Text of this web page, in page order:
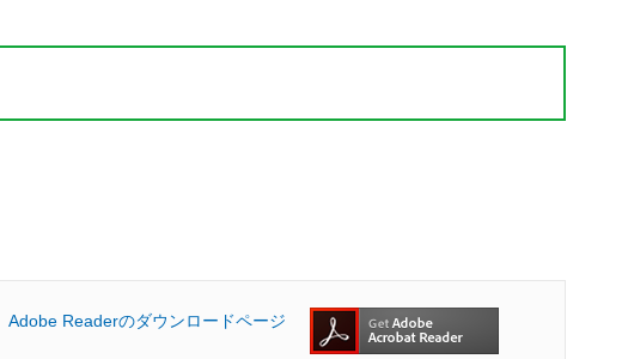
Adobe Readerのダウンロードページ